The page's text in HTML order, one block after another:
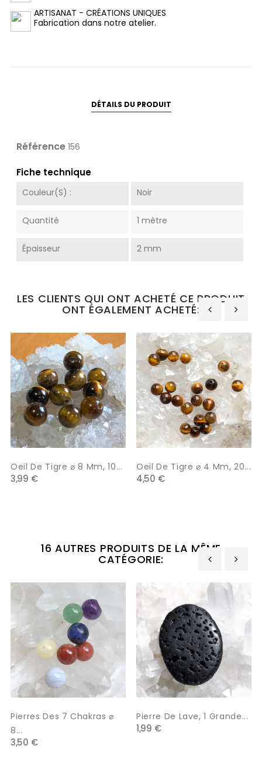
ARTISANAT - CRÉATIONS UNIQUES
Fabrication dans notre atelier.
DÉTAILS DU PRODUIT
Référence 156
Fiche technique
Couleur(s) : Noir
Quantité 1 mètre
Épaisseur 2 mm
LES CLIENTS QUI ONT ACHETÉ CE PRODUIT
ONT ÉGALEMENT ACHETÉ:
Oeil De Tigre ⌀ 8 Mm, 10...
3,99 €
Oeil De Tigre ⌀ 4 Mm, 20...
4,50 €
‹ ›
16 AUTRES PRODUITS DE LA MÊME
CATÉGORIE:
Pierres Des 7 Chakras ⌀
8...
3,50 €
Pierre De Lave, 1 Grande...
1,99 €
‹